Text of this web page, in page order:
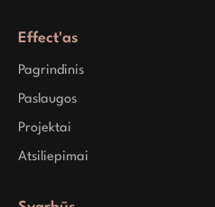
Effect'as
Pagrindinis
Paslaugos
Projektai
Atsiliepimai